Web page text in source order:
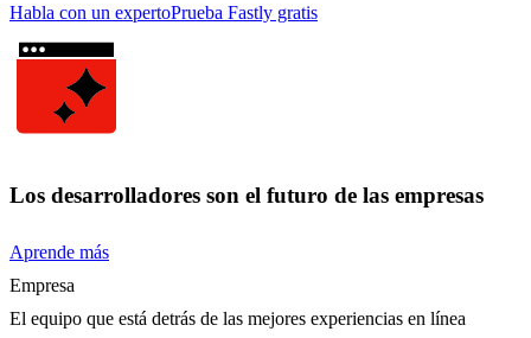
Habla con un expertoPrueba Fastly gratis
Los desarrolladores son el futuro de las empresas
Aprende más
Empresa
El equipo que está detrás de las mejores experiencias en línea